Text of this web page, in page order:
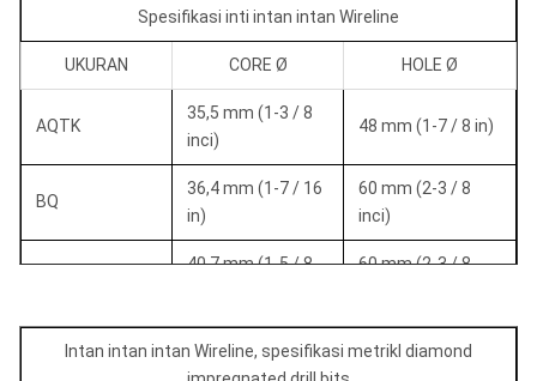
Spesifikasi inti intan intan Wireline
UKURAN CORE Ø HOLE Ø
AQTK
35,5 mm (1-3 / 8
inci)
48 mm (1-7 / 8 in)
BQ
36,4 mm (1-7 / 16
in)
60 mm (2-3 / 8
inci)
40,7 mm (1-5 / 8
60 mm (2-3 / 8
75,7 mm (3 inci)
Intan intan intan Wireline, spesifikasi metrikl diamond